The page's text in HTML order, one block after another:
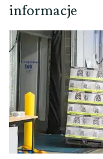
informacje